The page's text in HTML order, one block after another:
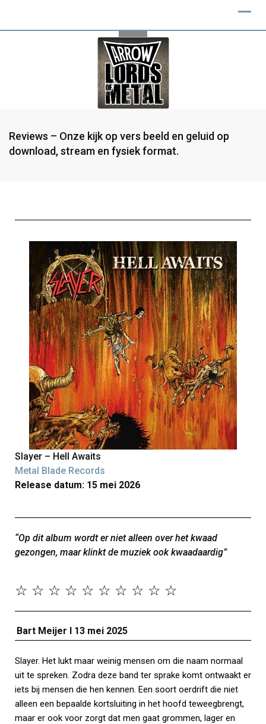
Reviews – Onze kijk op vers beeld en geluid op
download, stream en fysiek format.
Slayer – Hell Awaits
Metal Blade Records
Release datum: 15 mei 2026
“Op dit album wordt er niet alleen over het kwaad
gezongen, maar klinkt de muziek ook kwaadaardig”
☆ ☆ ☆ ☆ ☆ ☆ ☆ ☆ ☆ ☆
Bart Meijer I 13 mei 2025
Slayer. Het lukt maar weinig mensen om die naam normaal
uit te spreken. Zodra deze band ter sprake komt ontwaakt er
iets bij mensen die hen kennen. Een soort oerdrift die niet
alleen een bepaalde kortsluiting in het hoofd teweegbrengt,
maar er ook voor zorgt dat men gaat grommen, lager en